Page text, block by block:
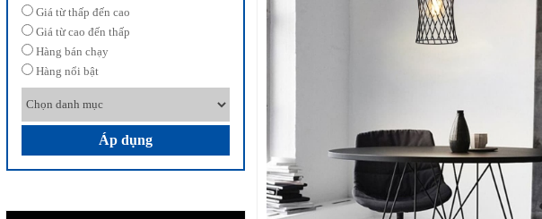
Giá từ thấp đến cao
Giá từ cao đến thấp
Hàng bán chạy
Hàng nổi bật
Áp dụng